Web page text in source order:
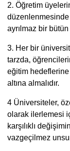
2. Öğretim
ayrılmaz bir bütün
3. Her bir
tarzda,
eğitim
altına almalıdır.
4 Üniversiteler,
olarak ilerlemesi
karşılıklı
vazgeçilmez